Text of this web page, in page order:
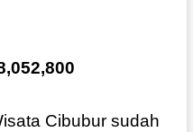
Cibubur sudah